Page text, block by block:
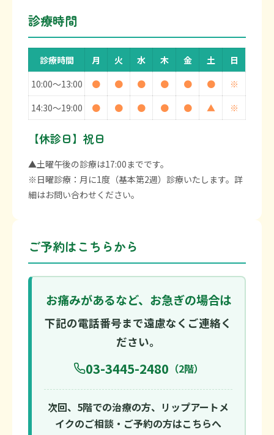
診療時間
診療時間 月 火 水 木 金 土
日
10:00〜13:00
● ● ● ● ● ●
※
14:30〜19:00
● ● ● ● ● ▲ ※
【休診日】祝日
▲土曜午後の診療は17:00までです。
※日曜診療：月に1度（基本第2週）診療いたします。詳
細はお問い合わせください。
ご予約はこちらから
お痛みがあるなど、お急ぎの場合は
下記の電話番号まで遠慮なくご連絡く
ださい。
03-3445-2480 （2階）
次回、5階での治療の方、リップアートメ
イクのご相談・ご予約の方はこちらへ